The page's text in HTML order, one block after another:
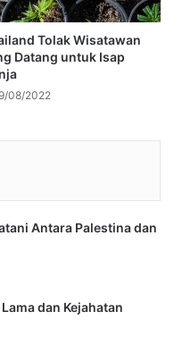
Tolak Wisatawan
Datang untuk Isap
08/2022
Antara Palestina dan
dan Kejahatan